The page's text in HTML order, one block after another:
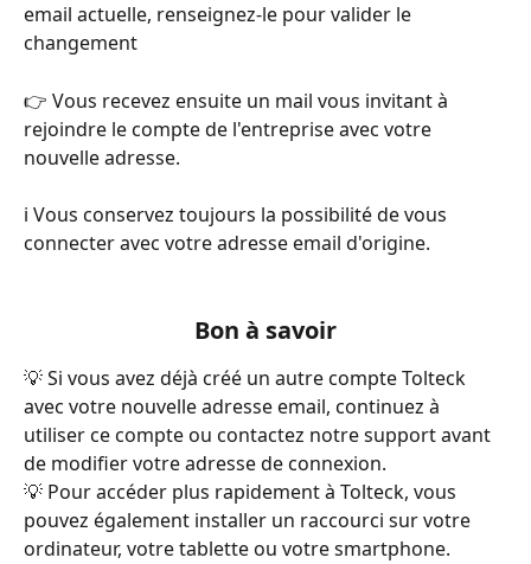
email actuelle, renseignez-le pour valider le
changement
👉 Vous recevez ensuite un mail vous invitant à
rejoindre le compte de l'entreprise avec votre
nouvelle adresse.
ℹ️ Vous conservez toujours la possibilité de vous
connecter avec votre adresse email d'origine.
Bon à savoir
💡 Si vous avez déjà créé un autre compte Tolteck
avec votre nouvelle adresse email, continuez à
utiliser ce compte ou contactez notre support avant
de modifier votre adresse de connexion.
💡 Pour accéder plus rapidement à Tolteck, vous
pouvez également installer un raccourci sur votre
ordinateur, votre tablette ou votre smartphone.